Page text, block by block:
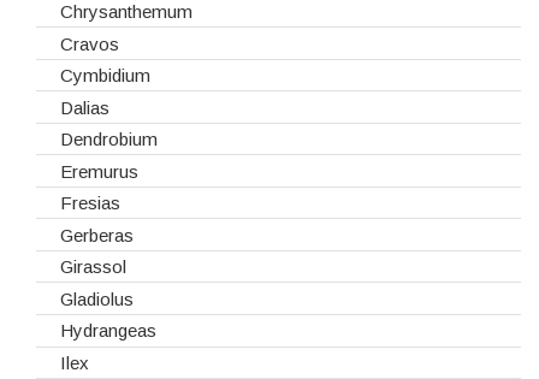
Madeiras
Spray
Tabuleiros/Bases
Telas/Tecidos
Vidros
Chrysanthemum
Cravos
Cymbidium
Dalias
Dendrobium
Eremurus
Fresias
Gerberas
Girassol
Gladiolus
Hydrangeas
Ilex